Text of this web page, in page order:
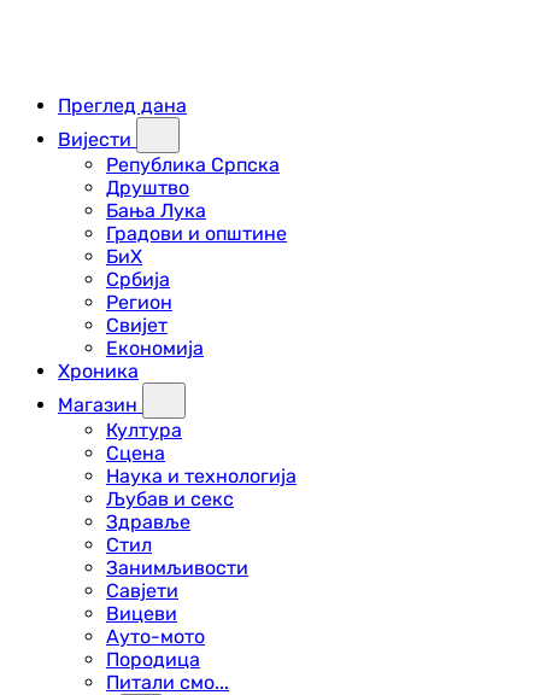
Преглед дана
Вијести
Република Српска
Друштво
Бања Лука
Градови и општине
БиХ
Србија
Регион
Свијет
Економија
Хроника
Магазин
Култура
Сцена
Наука и технологија
Љубав и секс
Здравље
Стил
Занимљивости
Савјети
Вицеви
Ауто-мото
Породица
Питали смо...